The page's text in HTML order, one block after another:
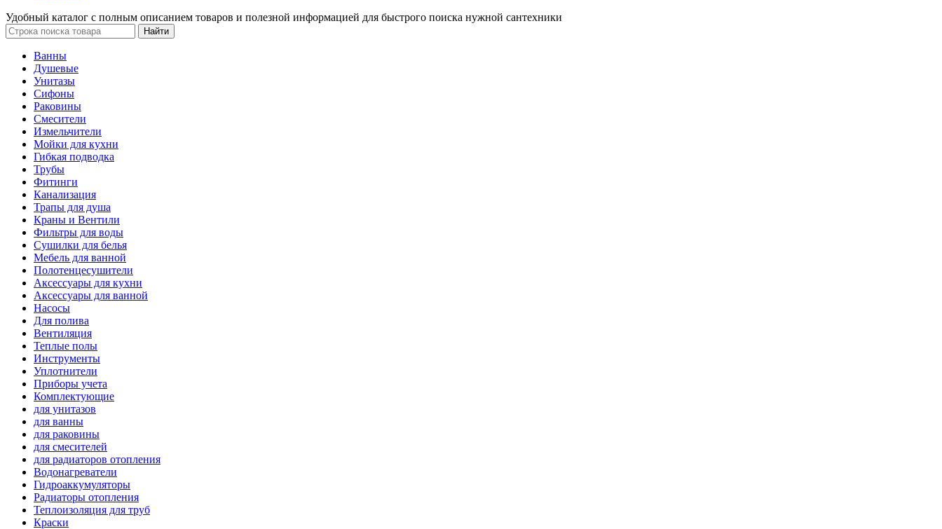
Удобный каталог с полным описанием товаров и полезной информацией для быстрого поиска нужной сантехники
Ванны
Душевые
Унитазы
Сифоны
Раковины
Смесители
Измельчители
Мойки для кухни
Гибкая подводка
Трубы
Фитинги
Канализация
Трапы для душа
Краны и Вентили
Фильтры для воды
Сушилки для белья
Мебель для ванной
Полотенцесушители
Аксессуары для кухни
Аксессуары для ванной
Насосы
Для полива
Вентиляция
Теплые полы
Инструменты
Уплотнители
Приборы учета
Комплектующие
для унитазов
для ванны
для раковины
для смесителей
для радиаторов отопления
Водонагреватели
Гидроаккумуляторы
Радиаторы отопления
Теплоизоляция для труб
Краски